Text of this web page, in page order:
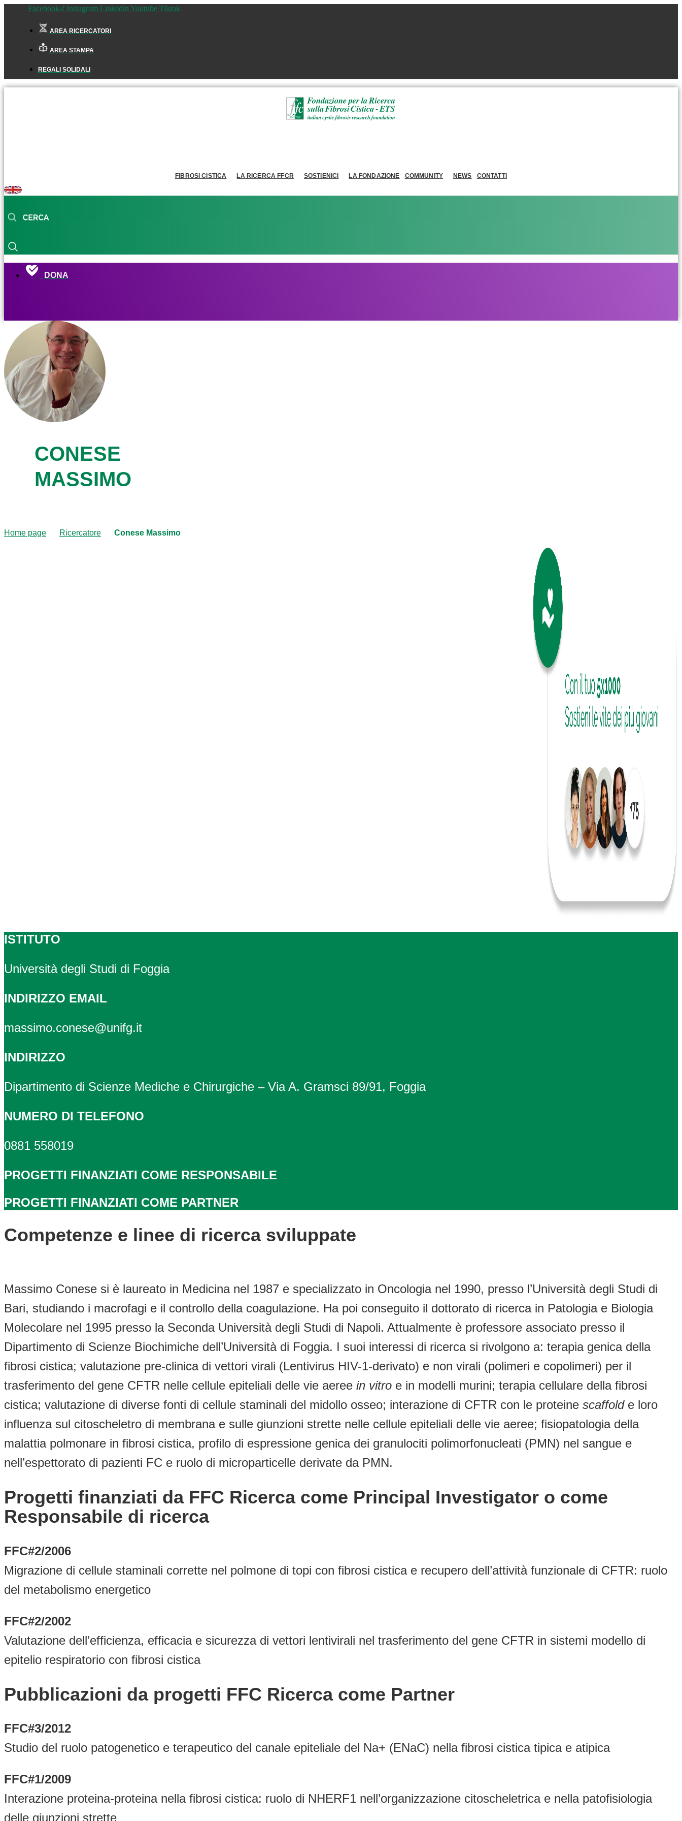
Facebook-f Instagram Linkedin Youtube Tiktok
AREA RICERCATORI
AREA STAMPA
REGALI SOLIDALI
FIBROSI CISTICA LA RICERCA FFCR SOSTIENICI LA FONDAZIONE COMMUNITY NEWS CONTATTI
DONA
CONESE
MASSIMO
Home page Ricercatore Conese Massimo
ISTITUTO
Università degli Studi di Foggia
INDIRIZZO EMAIL
massimo.conese@unifg.it
INDIRIZZO
Dipartimento di Scienze Mediche e Chirurgiche – Via A. Gramsci 89/91, Foggia
NUMERO DI TELEFONO
0881 558019
PROGETTI FINANZIATI COME RESPONSABILE
PROGETTI FINANZIATI COME PARTNER
Competenze e linee di ricerca sviluppate
Massimo Conese si è laureato in Medicina nel 1987 e specializzato in Oncologia nel 1990, presso l’Università degli Studi di
Bari, studiando i macrofagi e il controllo della coagulazione. Ha poi conseguito il dottorato di ricerca in Patologia e Biologia
Molecolare nel 1995 presso la Seconda Università degli Studi di Napoli. Attualmente è professore associato presso il
Dipartimento di Scienze Biochimiche dell’Università di Foggia. I suoi interessi di ricerca si rivolgono a: terapia genica della
fibrosi cistica; valutazione pre-clinica di vettori virali (Lentivirus HIV-1-derivato) e non virali (polimeri e copolimeri) per il
trasferimento del gene CFTR nelle cellule epiteliali delle vie aeree in vitro e in modelli murini; terapia cellulare della fibrosi
cistica; valutazione di diverse fonti di cellule staminali del midollo osseo; interazione di CFTR con le proteine scaffolde loro
influenza sul citoscheletro di membrana e sulle giunzioni strette nelle cellule epiteliali delle vie aeree; fisiopatologia della
malattia polmonare in fibrosi cistica, profilo di espressione genica dei granulociti polimorfonucleati (PMN) nel sangue e
nell’espettorato di pazienti FC e ruolo di microparticelle derivate da PMN.
Progetti finanziati da FFC Ricerca come Principal Investigator o come
Responsabile di ricerca
FFC#2/2006
Migrazione di cellule staminali corrette nel polmone di topi con fibrosi cistica e recupero dell’attività funzionale di CFTR: ruolo
del metabolismo energetico
FFC#2/2002
Valutazione dell’efficienza, efficacia e sicurezza di vettori lentivirali nel trasferimento del gene CFTR in sistemi modello di
epitelio respiratorio con fibrosi cistica
Pubblicazioni da progetti FFC Ricerca come Partner
FFC#3/2012
Studio del ruolo patogenetico e terapeutico del canale epiteliale del Na+ (ENaC) nella fibrosi cistica tipica e atipica
FFC#1/2009
Interazione proteina-proteina nella fibrosi cistica: ruolo di NHERF1 nell’organizzazione citoscheletrica e nella patofisiologia
delle giunzioni strette